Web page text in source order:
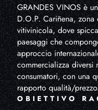
GRANDES VINOS è
D.O.P. Cariñena,
vitivinicola, dove
paesaggi che
approccio
commercializza diversi
consumatori, con una
rapporto qualità/
OBIETTIVO